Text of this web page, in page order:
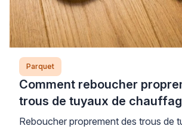
Parquet
Comment reboucher
trous de tuyaux de
parquet ?
Reboucher proprement des trous de